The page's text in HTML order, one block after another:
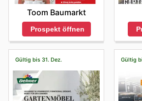
Toom Baumarkt
Prospekt öffnen
Gültig bis 31. Dez. Gültig